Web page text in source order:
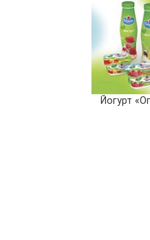
Йогурт